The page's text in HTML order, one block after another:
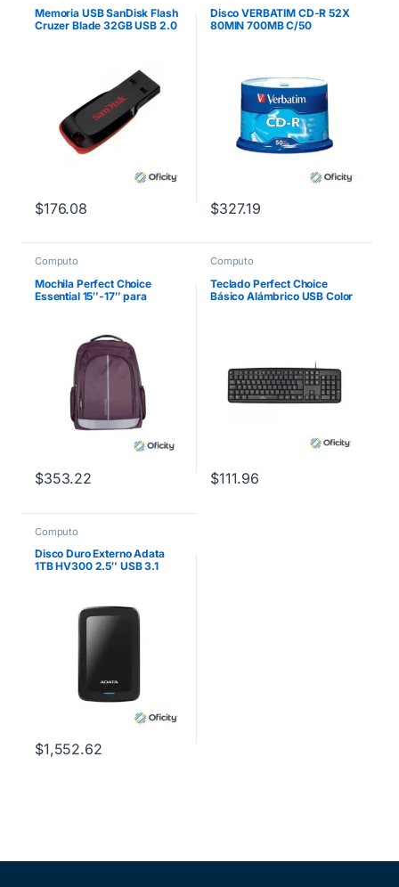
Memoria USB SanDisk Flash
Cruzer Blade 32GB USB 2.0
$176.08
Disco VERBATIM CD-R 52X
80MIN 700MB C/50
$327.19
Computo
Mochila Perfect Choice
Essential 15″-17″ para
$353.22
Computo
Teclado Perfect Choice
Básico Alámbrico USB Color
$111.96
Computo
Disco Duro Externo Adata
1TB HV300 2.5″ USB 3.1
$1,552.62